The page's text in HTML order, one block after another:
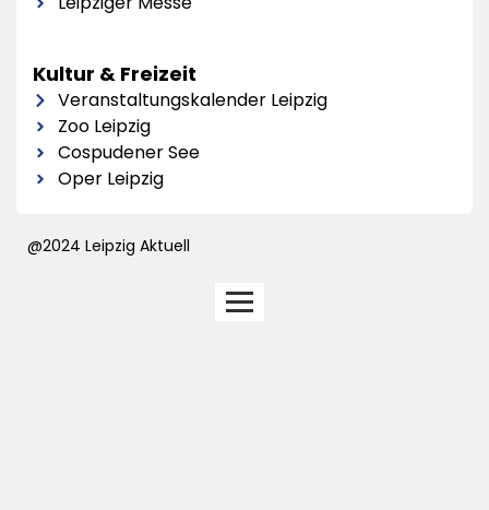
Kultur & Freizeit
Veranstaltungskalender Leipzig
Zoo Leipzig
Cospudener See
Oper Leipzig
@2024 Leipzig Aktuell